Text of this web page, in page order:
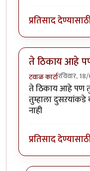
प्रतिसाद
ते ठिकाय आहे
टवाळ कार्टारविवार,
ते ठिकाय आहे पण
तुम्हाला
नाही
प्रतिसाद